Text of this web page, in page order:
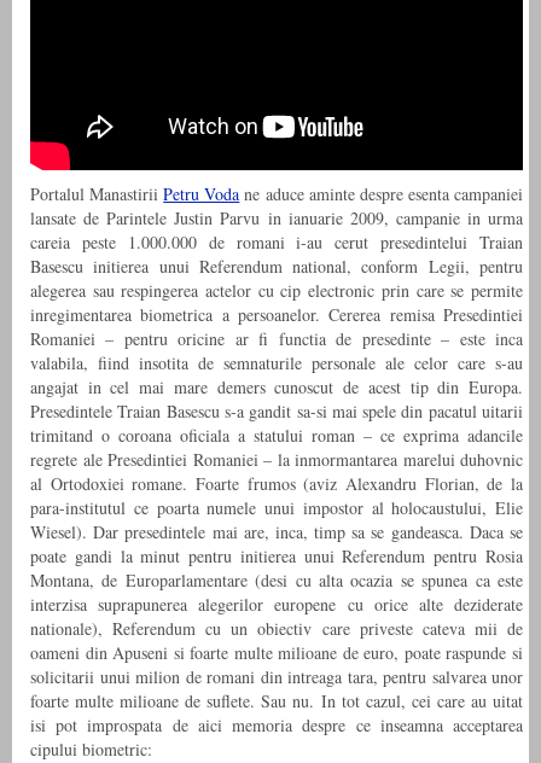
Portalul ManastiriiPetru Voda ne aduce aminte despre esenta campaniei
lansate de Parintele Justin Parvu in ianuarie 2009, campanie in urma
careia peste 1.000.000 de romani i-au cerut presedintelui Traian
Basescu initierea unui Referendum national, conform Legii, pentru
alegerea sau respingerea actelor cu cip electronic prin care se permite
inregimentarea biometrica a persoanelor. Cererea remisa Presedintiei
Romaniei – pentru oricine ar fi functia de presedinte – este inca
valabila, fiind insotita de semnaturile personale ale celor care s-au
angajat in cel mai mare demers cunoscut de acest tip din Europa.
Presedintele Traian Basescu s-a gandit sa-si mai spele din pacatul uitarii
trimitand o coroana oficiala a statului roman – ce exprima adancile
regrete ale Presedintiei Romaniei – la inmormantarea marelui duhovnic
al Ortodoxiei romane. Foarte frumos (aviz Alexandru Florian, de la
para-institutul ce poarta numele unui impostor al holocaustului, Elie
Wiesel). Dar presedintele mai are, inca, timp sa se gandeasca. Daca se
poate gandi la minut pentru initierea unui Referendum pentru Rosia
Montana, de Europarlamentare (desi cu alta ocazia se spunea ca este
interzisa suprapunerea alegerilor europene cu orice alte deziderate
nationale), Referendum cu un obiectiv care priveste cateva mii de
oameni din Apuseni si foarte multe milioane de euro, poate raspunde si
solicitarii unui milion de romani din intreaga tara, pentru salvarea unor
foarte multe milioane de suflete. Sau nu. In tot cazul, cei care au uitat
isi pot improspata de aici memoria despre ce inseamna acceptarea
cipului biometric: